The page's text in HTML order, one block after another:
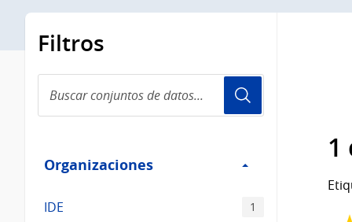
Filtros
conjuntos
de
Organizaciones
Organizaciones
IDE 1
1